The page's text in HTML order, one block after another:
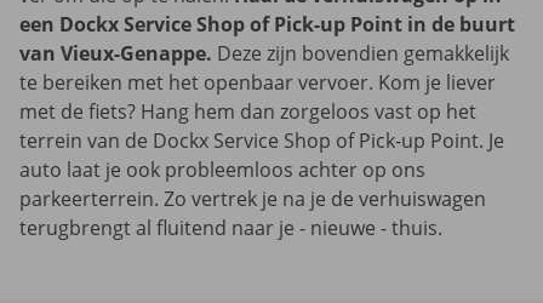
een Dockx Service Shop of Pick-up Point in de buurt
van Vieux-Genappe. Deze zijn bovendien gemakkelijk
te bereiken met het openbaar vervoer. Kom je liever
met de fiets? Hang hem dan zorgeloos vast op het
terrein van de Dockx Service Shop of Pick-up Point. Je
auto laat je ook probleemloos achter op ons
parkeerterrein. Zo vertrek je na je de verhuiswagen
terugbrengt al fluitend naar je - nieuwe - thuis.